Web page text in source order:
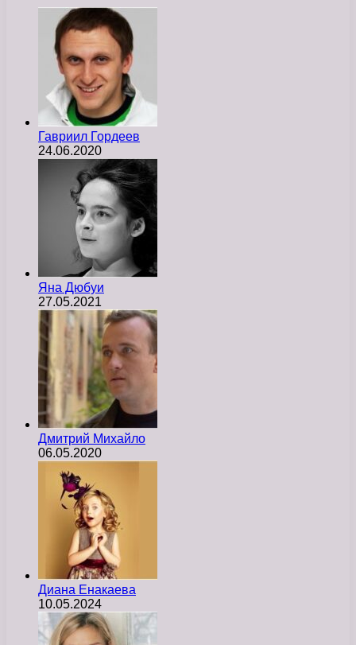
Гавриил Гордеев
24.06.2020
Яна Дюбуи
27.05.2021
Дмитрий Михайло
06.05.2020
Диана Енакаева
10.05.2024